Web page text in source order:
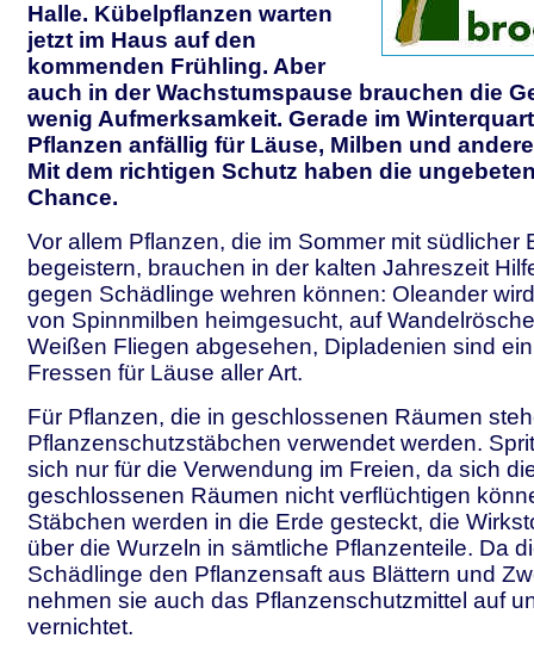
Halle. Kübelpflanzen warten
jetzt im Haus auf den
kommenden Frühling. Aber
auch in der Wachstumspause brauchen die
wenig Aufmerksamkeit. Gerade im
Pflanzen anfällig für Läuse, Milben und
Mit dem richtigen Schutz haben die
Chance.
Vor allem Pflanzen, die im Sommer mit südlicher
begeistern, brauchen in der kalten Jahreszeit
gegen Schädlinge wehren können: Oleander
von Spinnmilben heimgesucht, auf
Weißen Fliegen abgesehen, Dipladenien sind
Fressen für Läuse aller Art.
Für Pflanzen, die in geschlossenen Räumen
Pflanzenschutzstäbchen verwendet werden.
sich nur für die Verwendung im Freien, da sich
geschlossenen Räumen nicht verflüchtigen
Stäbchen werden in die Erde gesteckt, die
über die Wurzeln in sämtliche Pflanzenteile. Da
Schädlinge den Pflanzensaft aus Blättern und
nehmen sie auch das Pflanzenschutzmittel auf
vernichtet.